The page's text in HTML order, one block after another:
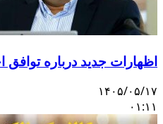
اظهارات جدید درباره
۱۴۰۵/۰۵/۱۷
۰۱:۱۱